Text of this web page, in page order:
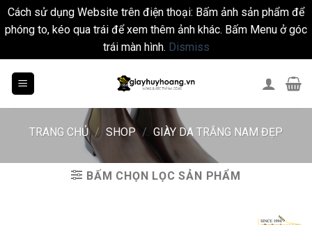
Cách sử dụng Website trên điện thoại: Bấm ảnh sản phẩm để
phóng to, kéo qua trái để xem thêm ảnh khác. Bấm Menu ở góc
trái màn hình. Dismiss
TRANG CHỦ / SHOP / GIÀY DA TRẮNG NAM ĐẸP
BẤM CHỌN LỌC SẢN PHẨM